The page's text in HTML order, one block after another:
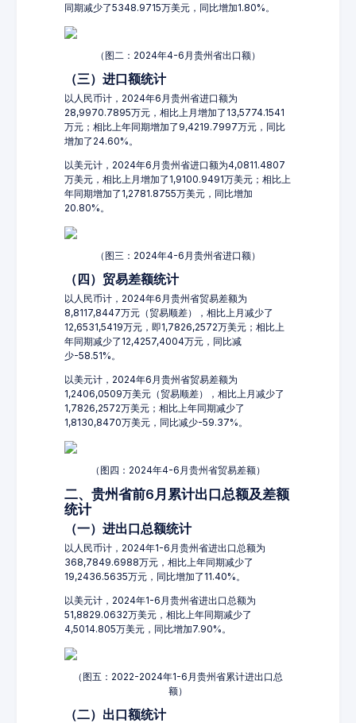
同期减少了5348.9715万美元，同比增加1.80%。
（图二：2024年4-6月贵州省出口额）
（三）进口额统计
以人民币计，2024年6月贵州省进口额为
28,9970.7895万元，相比上月增加了13,5774.1541
万元；相比上年同期增加了9,4219.7997万元，同比
增加了24.60%。
以美元计，2024年6月贵州省进口额为4,0811.4807
万美元，相比上月增加了1,9100.9491万美元；相比上
年同期增加了1,2781.8755万美元，同比增加
20.80%。
（图三：2024年4-6月贵州省进口额）
（四）贸易差额统计
以人民币计，2024年6月贵州省贸易差额为
8,8117,8447万元（贸易顺差），相比上月减少了
12,6531,5419万元，即1,7826,2572万美元；相比上
年同期减少了12,4257,4004万元，同比减
少-58.51%。
以美元计，2024年6月贵州省贸易差额为
1,2406,0509万美元（贸易顺差），相比上月减少了
1,7826,2572万美元；相比上年同期减少了
1,8130,8470万美元，同比减少-59.37%。
（图四：2024年4-6月贵州省贸易差额）
二、贵州省前6月累计出口总额及差额
统计
（一）进出口总额统计
以人民币计，2024年1-6月贵州省进出口总额为
368,7849.6988万元，相比上年同期减少了
19,2436.5635万元，同比增加了11.40%。
以美元计，2024年1-6月贵州省进出口总额为
51,8829.0632万美元，相比上年同期减少了
4,5014.805万美元，同比增加7.90%。
（图五：2022-2024年1-6月贵州省累计进出口总
额）
（二）出口额统计